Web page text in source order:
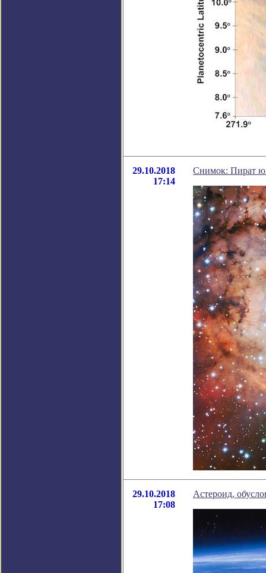
29.10.2018
17:14
Снимок: Пират
29.10.2018
17:08
Астероид,